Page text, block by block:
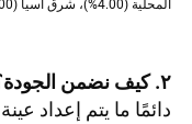
المحلية (4.00%)، شرق آسيا (1.00%). يوجد حوالي 101-200 شخص في مكتبنا.
٢. كيف نضمن الجودة؟
دائمًا ما يتم إعداد